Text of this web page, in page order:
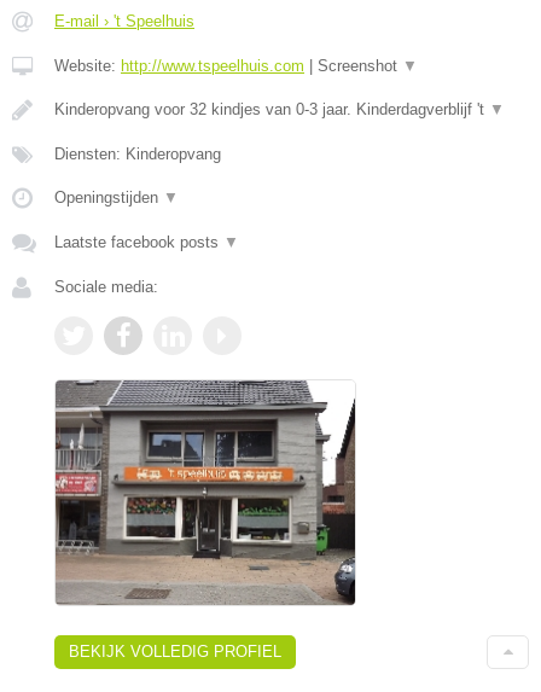
E-mail › 't Speelhuis
Website: http://www.tspeelhuis.com Screenshot ▼
Kinderopvang voor 32 kindjes van 0-3 jaar. Kinderdagverblijf 't ▼
Diensten: Kinderopvang
Openingstijden ▼
Laatste facebook posts ▼
Sociale media:
BEKIJK VOLLEDIG PROFIEL